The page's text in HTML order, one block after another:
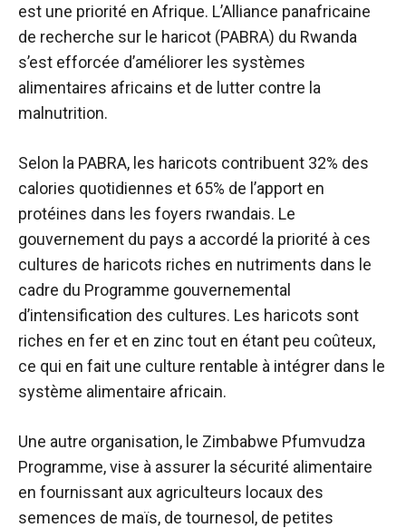
est une priorité en Afrique. L’Alliance panafricaine
de recherche sur le haricot (PABRA) du Rwanda
s’est efforcée d’améliorer les systèmes
alimentaires africains et de lutter contre la
malnutrition.
Selon la PABRA, les haricots contribuent 32% des
calories quotidiennes et 65% de l’apport en
protéines dans les foyers rwandais. Le
gouvernement du pays a accordé la priorité à ces
cultures de haricots riches en nutriments dans le
cadre du Programme gouvernemental
d’intensification des cultures. Les haricots sont
riches en fer et en zinc tout en étant peu coûteux,
ce qui en fait une culture rentable à intégrer dans le
système alimentaire africain.
Une autre organisation, le Zimbabwe Pfumvudza
Programme, vise à assurer la sécurité alimentaire
en fournissant aux agriculteurs locaux des
semences de maïs, de tournesol, de petites